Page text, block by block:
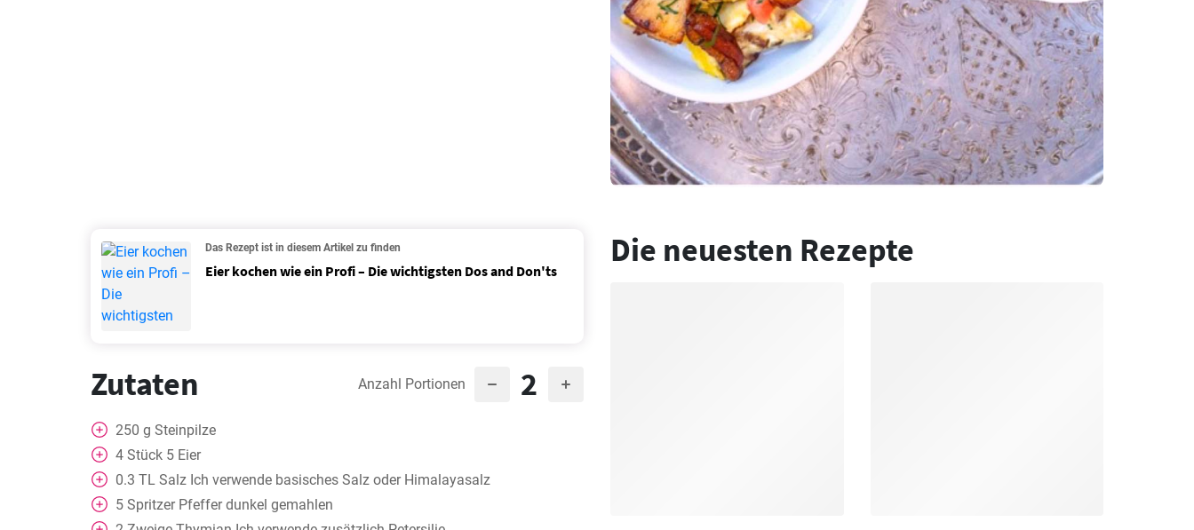
Das Rezept ist in diesem Artikel zu finden
Eier kochen wie ein Profi – Die wichtigsten Dos and Don'ts
Zutaten Anzahl Portionen 2
250 g Steinpilze
4 Stück 5 Eier
0.3 TL Salz Ich verwende basisches Salz oder Himalayasalz
5 Spritzer Pfeffer dunkel gemahlen
Die neuesten Rezepte